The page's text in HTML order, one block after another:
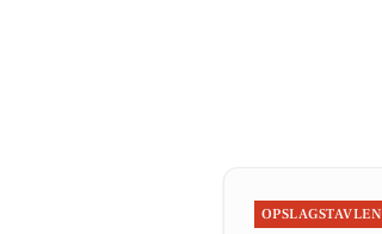
OPSLAGSTAVLEN